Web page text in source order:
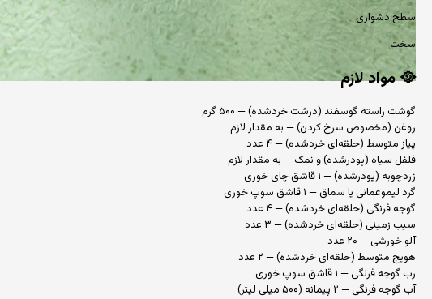
سطح دشواری
سخت
🥘مواد لازم
گوشت راسته گوسفند (درشت خردشده) — ۵۰۰ گرم
روغن (مخصوص سرخ کردن) — به مقدار لازم
پیاز متوسط (حلقه‌ای خردشده) — ۴ عدد
فلفل سیاه (پودرشده) و نمک — به مقدار لازم
زردچوبه (پودرشده) — ۱ قاشق چای خوری
گرد لیموعمانی یا سماق — ۱ قاشق سوپ خوری
گوجه فرنگی (حلقه‌ای خردشده) — ۴ عدد
سیب زمینی (حلقه‌ای خردشده) — ۳ عدد
آلو خورشی — ۲۰ عدد
هویج متوسط (حلقه‌ای خردشده) — ۲ عدد
رب گوجه فرنگی — ۱ قاشق سوپ خوری
آب گوجه فرنگی — ۲ پیمانه (۵۰۰ میلی لیتر)